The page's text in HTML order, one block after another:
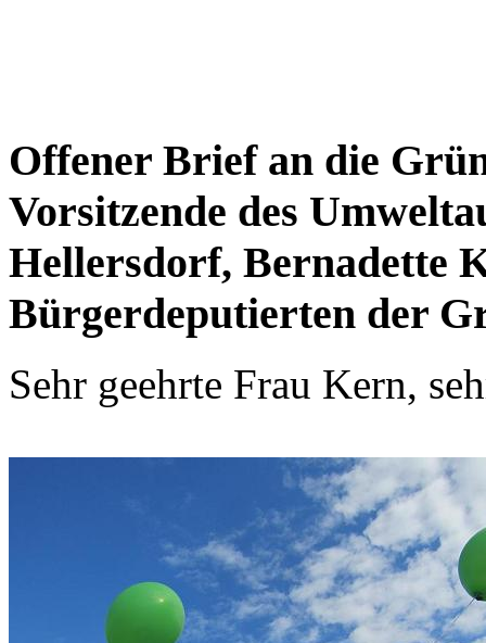
Offener Brief an die
Vorsitzende des
Hellersdorf, Bernadette
Bürgerdeputierten der
Sehr geehrte Frau Kern,